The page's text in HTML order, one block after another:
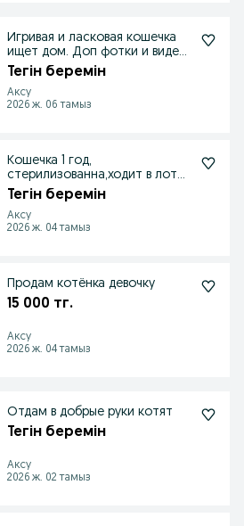
Игривая и ласковая кошечка
ищет дом. Доп фотки и видео
отправлю
Тегін беремін
Аксу
2026 ж. 06 тамыз
Кошечка 1 год,
стерилизованна,ходит в лоток
с наполнителем
Тегін беремін
Аксу
2026 ж. 04 тамыз
Продам котёнка девочку
15 000 тг.
Аксу
2026 ж. 04 тамыз
Отдам в добрые руки котят
Тегін беремін
Аксу
2026 ж. 02 тамыз